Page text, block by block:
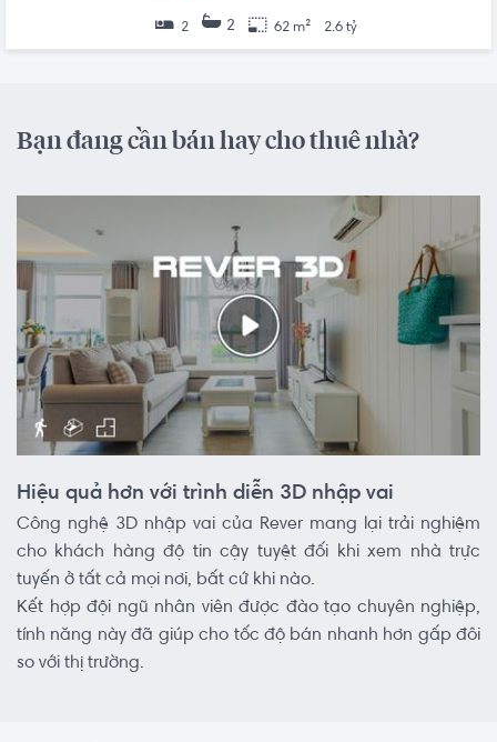
2 2 62 m² 2.6 tỷ
Bạn đang cần bán hay cho thuê nhà?
Hiệu quả hơn với trình diễn 3D nhập vai
Công nghệ 3D nhập vai của Rever mang lại trải nghiệm
cho khách hàng độ tin cậy tuyệt đối khi xem nhà trực
tuyến ở tất cả mọi nơi, bất cứ khi nào.
Kết hợp đội ngũ nhân viên được đào tạo chuyên nghiệp,
tính năng này đã giúp cho tốc độ bán nhanh hơn gấp đôi
so với thị trường.